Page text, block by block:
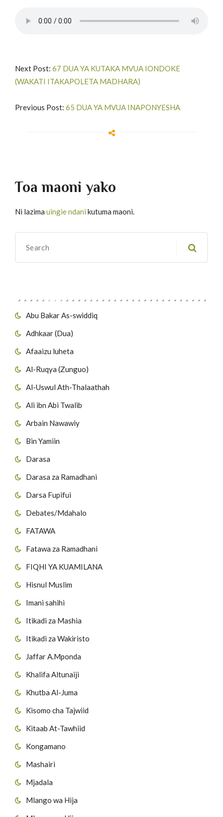
Abu Bakar As-swiddiq
Adhkaar (Dua)
Afaaizu luheta
Al-Ruqya (Zunguo)
Al-Uswul Ath-Thalaathah
Ali ibn Abi Twalib
Arbain Nawawiy
Bin Yamiin
Darasa
Darasa za Ramadhani
Darsa Fupifui
Debates/Mdahalo
FATAWA
Fatawa za Ramadhani
FIQHI YA KUAMILANA
Hisnul Muslim
Imani sahihi
Itikadi za Mashia
Itikadi za Wakiristo
Jaffar A.Mponda
Khalifa Altunaiji
Khutba Al-Juma
Kisomo cha Tajwiid
Kitaab At-Tawhiid
Kongamano
Mashairi
Mjadala
Mlango wa Hija
Next Post: 67 DUA YA KUTAKA MVUA IONDOKE
(WAKATI ITAKAPOLETA MADHARA)
Previous Post: 65 DUA YA MVUA INAPONYESHA
Toa maoni yako
Ni lazima uingie ndani kutuma maoni.